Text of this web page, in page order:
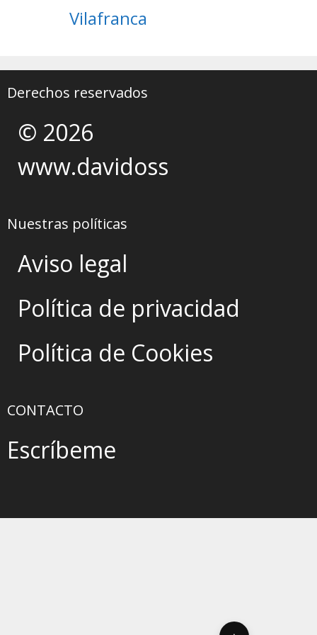
Vilafranca
Derechos reservados
© 2026
www.davidoss
Nuestras políticas
Aviso legal
Política de privacidad
Política de Cookies
CONTACTO
Escríbeme